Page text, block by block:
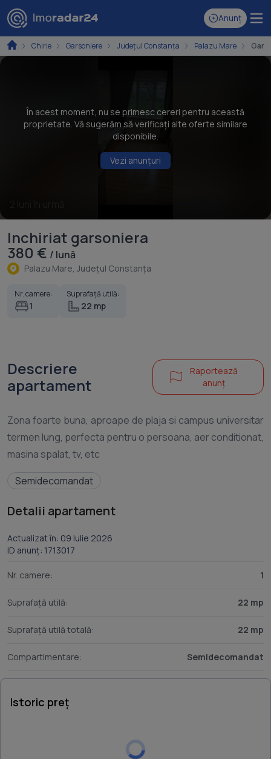
Anunț
Chirie Garsoniere Județul Constanța Palazu Mare
În acest moment, nu se primesc cereri pentru această
proprietate. Vă sugerăm să verificați alte oferte similare
disponibile.
Vezi anunțuri
Inchiriat garsoniera
380 € / lună
Palazu Mare, Judeţul Constanţa
Nr. camere:
1
Suprafață utilă:
22 mp
Descriere
apartament
Raportează
anunț
Zona foarte buna, aproape de plaja si campus universitar
termen lung, perfecta pentru o persoana, aer conditionat,
Semidecomandat
Detalii apartament
Actualizat în: 09 Iulie 2026
ID anunț: 1713017
Nr. camere: 1
Suprafață utilă: 22 mp
Suprafață utilă totală: 22 mp
Compartimentare: Semidecomandat
Istoric preț